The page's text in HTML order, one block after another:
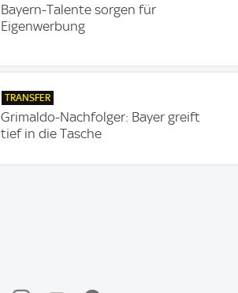
Bayern-Talente sorgen für
Eigenwerbung
TRANSFER
Grimaldo-Nachfolger: Bayer greift
tief in die Tasche